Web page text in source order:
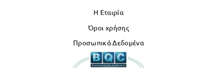
Η Εταιρία
Όροι χρήσης
Προσωπικά Δεδομένα